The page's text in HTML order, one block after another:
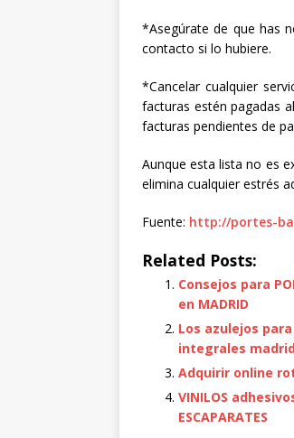
*Asegúrate de que has
contacto si lo hubiere.
*Cancelar cualquier
facturas estén pagadas
facturas pendientes de
Aunque esta lista no es
elimina cualquier estrés
Fuente: http://portes-
Related Posts:
Consejos para
en MADRID
Los azulejos
integrales madrid
Adquirir online
VINILOS
ESCAPARATES